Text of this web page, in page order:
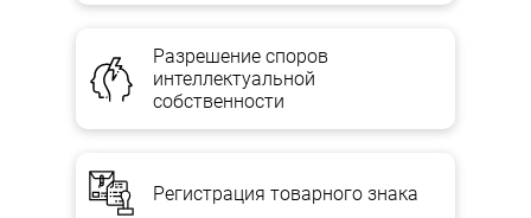
Разрешение споров
интеллектуальной
собственности
Регистрация товарного знака